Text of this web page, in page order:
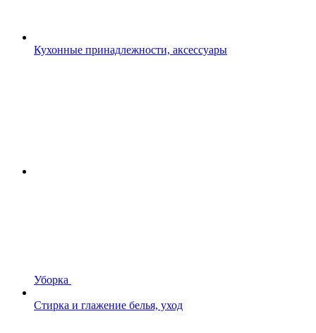
Кухонные принадлежности, аксессуары
Уборка
Стирка и глажение белья, уход